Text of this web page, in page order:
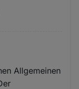
Allgemeinen